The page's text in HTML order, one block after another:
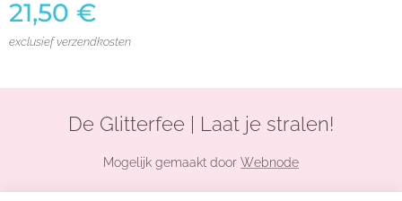
21,50 €
exclusief verzendkosten
De Glitterfee | Laat je stralen!
Mogelijk gemaakt door Webnode